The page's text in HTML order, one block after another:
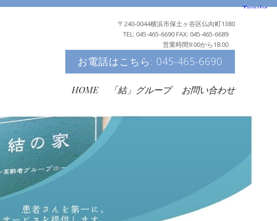
〒240-0044横浜市保土ヶ谷区仏向町1380
TEL: 045-465-6690 FAX: 045-465-6689
営業時間9:00から18:00
お電話はこちら: 045-465-6690
HOME 「結」グループ お問い合わせ